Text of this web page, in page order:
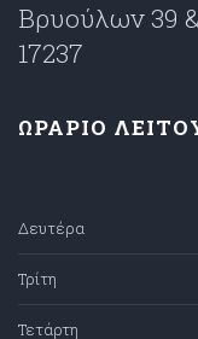
Βρυούλων 39
17237
ΩΡΑΡΙΟ
Δευτέρα
Τρίτη
Τετάρτη